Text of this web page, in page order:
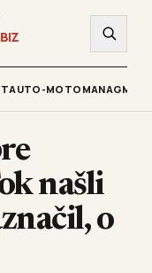
AUTO-MOTO
našli
o